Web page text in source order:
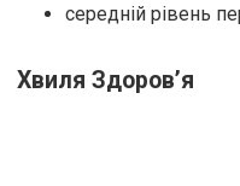
середній рівень
Хвиля Здоровʼя